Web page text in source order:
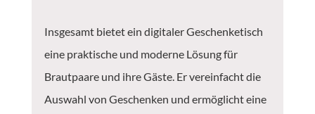
Insgesamt bietet ein digitaler Geschenketisch
eine praktische und moderne Lösung für
Brautpaare und ihre Gäste. Er vereinfacht die
Auswahl von Geschenken und ermöglicht eine